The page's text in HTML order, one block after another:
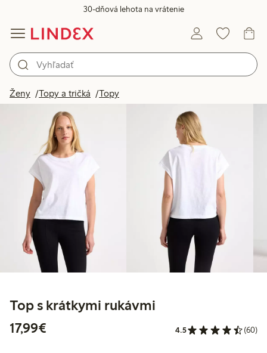
30-dňová lehota na vrátenie
Ženy Topy a tričká Topy
Top s krátkymi rukávmi
17,99€
4.5 (60)